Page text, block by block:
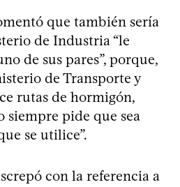
que también sería
de Industria “le
de sus pares”, porque,
de Transporte y
rutas de hormigón,
siempre pide que sea
se utilice”.
con la referencia a